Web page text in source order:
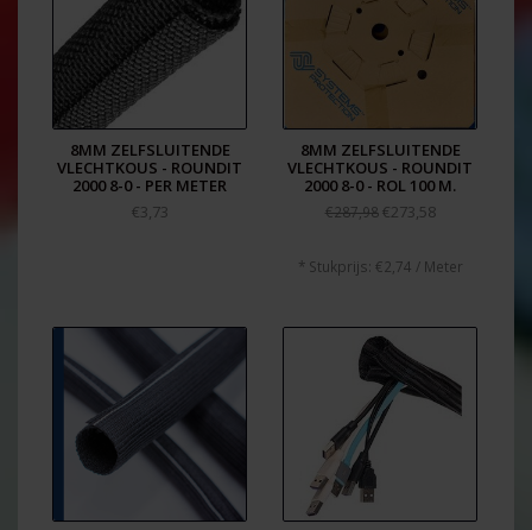
8MM ZELFSLUITENDE
VLECHTKOUS - ROUNDIT
2000 8-0 - PER METER
€3,73
8MM ZELFSLUITENDE
VLECHTKOUS - ROUNDIT
2000 8-0 - ROL 100 M.
€287,98€273,58
* Stukprijs: €2,74 / Meter